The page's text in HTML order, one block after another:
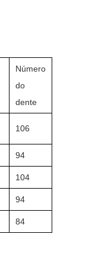
Número
do
dente
106
94
104
94
84